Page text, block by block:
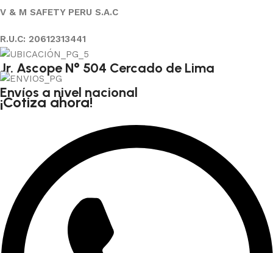
V & M SAFETY PERU S.A.C
R.U.C: 20612313441
Jr. Ascope N° 504 Cercado de Lima
Envíos a nivel nacional
¡Cotiza ahora!